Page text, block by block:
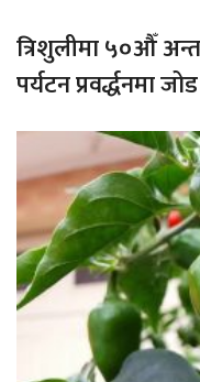
त्रिशुलीमा ५०औँ
पर्यटन प्रवर्द्धनमा जोड